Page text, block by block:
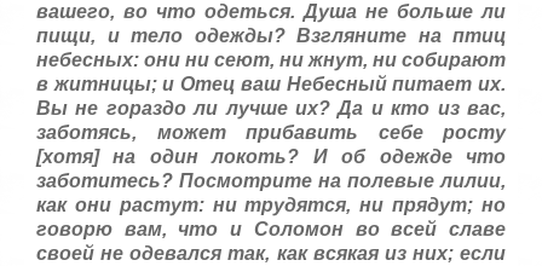
вашего, во что одеться. Душа не больше ли
пищи, и тело одежды? Взгляните на птиц
небесных: они ни сеют, ни жнут, ни собирают
в житницы; и Отец ваш Небесный питает их.
Вы не гораздо ли лучше их? Да и кто из вас,
заботясь, может прибавить себе росту
[хотя] на один локоть? И об одежде что
заботитесь? Посмотрите на полевые лилии,
как они растут: ни трудятся, ни прядут; но
говорю вам, что и Соломон во всей славе
своей не одевался так, как всякая из них; если